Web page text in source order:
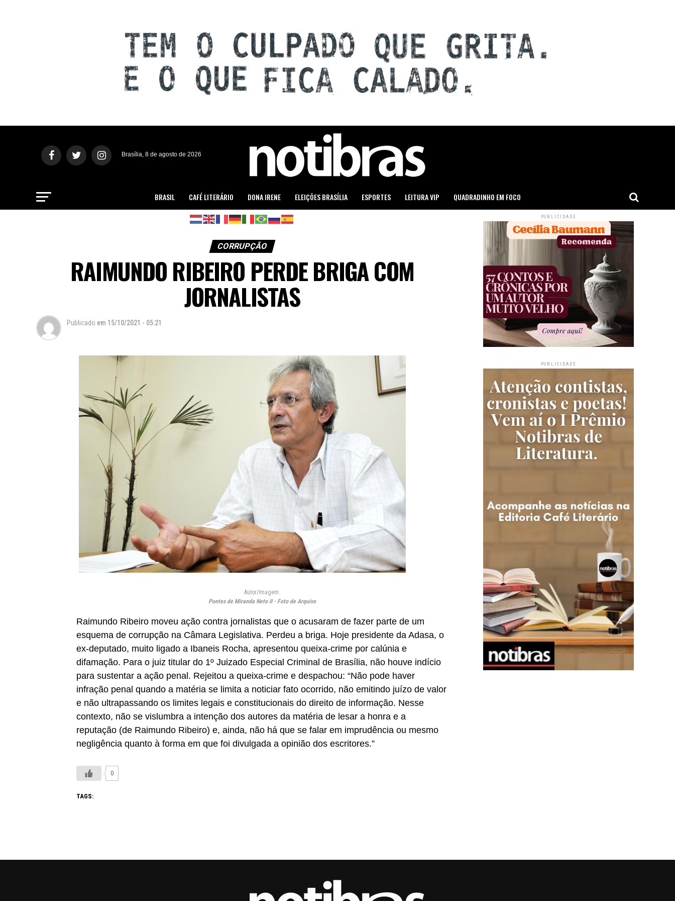
Brasília, 8 de agosto de 2026
BRASIL CAFÉ LITERÁRIO DONA IRENE ELEIÇÕES BRASÍLIA ESPORTES LEITURA VIP QUADRADINHO EM FOCO
CORRUPÇÃO
RAIMUNDO RIBEIRO PERDE BRIGA COM
JORNALISTAS
Publicado em 15/10/2021 - 05:21
Autor/Imagem:
Pontes de Miranda Neto II - Foto de Arquivo
Raimundo Ribeiro moveu ação contra jornalistas que o acusaram de fazer parte de um
esquema de corrupção na Câmara Legislativa. Perdeu a briga. Hoje presidente da Adasa, o
ex-deputado, muito ligado a Ibaneis Rocha, apresentou queixa-crime por calúnia e
difamação. Para o juiz titular do 1º Juizado Especial Criminal de Brasília, não houve indício
para sustentar a ação penal. Rejeitou a queixa-crime e despachou: “Não pode haver
infração penal quando a matéria se limita a noticiar fato ocorrido, não emitindo juízo de valor
e não ultrapassando os limites legais e constitucionais do direito de informação. Nesse
contexto, não se vislumbra a intenção dos autores da matéria de lesar a honra e a
reputação (de Raimundo Ribeiro) e, ainda, não há que se falar em imprudência ou mesmo
negligência quanto à forma em que foi divulgada a opinião dos escritores.”
0
TAGS:
PUBLICIDADE
PUBLICIDADE